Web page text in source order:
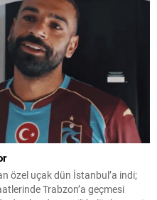
özel uçak dün İstanbul’a indi;
Trabzon’a geçmesi